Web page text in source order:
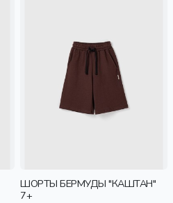
ШОРТЫ БЕРМУДЫ "КАШТАН"
7+